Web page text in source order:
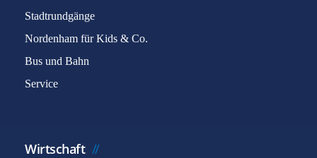
Stadtrundgänge
Nordenham für Kids & Co.
Bus und Bahn
Service
Wirtschaft